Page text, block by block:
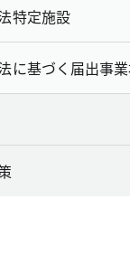
特定施設
に基づく届出事